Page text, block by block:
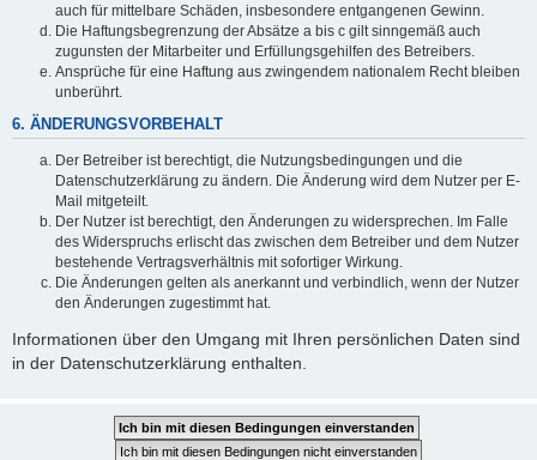
auch für mittelbare Schäden, insbesondere entgangenen Gewinn.
Die Haftungsbegrenzung der Absätze a bis c gilt sinngemäß auch
zugunsten der Mitarbeiter und Erfüllungsgehilfen des Betreibers.
Ansprüche für eine Haftung aus zwingendem nationalem Recht bleiben
unberührt.
6. ÄNDERUNGSVORBEHALT
Der Betreiber ist berechtigt, die Nutzungsbedingungen und die
Datenschutzerklärung zu ändern. Die Änderung wird dem Nutzer per E-
Mail mitgeteilt.
Der Nutzer ist berechtigt, den Änderungen zu widersprechen. Im Falle
des Widerspruchs erlischt das zwischen dem Betreiber und dem Nutzer
bestehende Vertragsverhältnis mit sofortiger Wirkung.
Die Änderungen gelten als anerkannt und verbindlich, wenn der Nutzer
den Änderungen zugestimmt hat.
Informationen über den Umgang mit Ihren persönlichen Daten sind
in der Datenschutzerklärung enthalten.